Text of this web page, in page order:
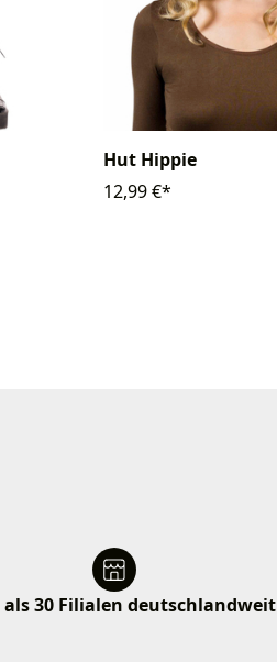
Hut Hippie
12,99 €*
als 30 Filialen deutschlandweit